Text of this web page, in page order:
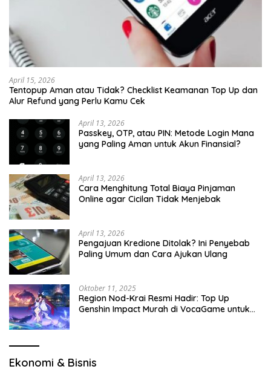
April 15, 2026
Tentopup Aman atau Tidak? Checklist Keamanan Top Up dan
Alur Refund yang Perlu Kamu Cek
April 13, 2026
Passkey, OTP, atau PIN: Metode Login Mana
yang Paling Aman untuk Akun Finansial?
April 13, 2026
Cara Menghitung Total Biaya Pinjaman
Online agar Cicilan Tidak Menjebak
April 13, 2026
Pengajuan Kredione Ditolak? Ini Penyebab
Paling Umum dan Cara Ajukan Ulang
Oktober 11, 2025
Region Nod-Krai Resmi Hadir: Top Up
Genshin Impact Murah di VocaGame untuk
Ekonomi & Bisnis